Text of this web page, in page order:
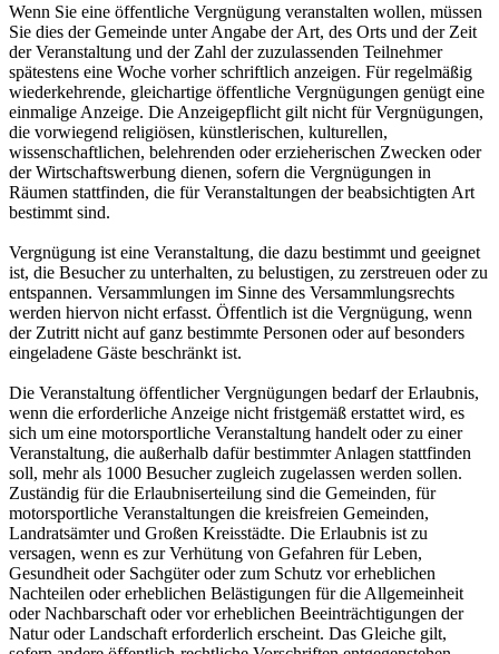
Wenn Sie eine öffentliche Vergnügung veranstalten wollen, müssen
Sie dies der Gemeinde unter Angabe der Art, des Orts und der Zeit
der Veranstaltung und der Zahl der zuzulassenden Teilnehmer
spätestens eine Woche vorher schriftlich anzeigen. Für regelmäßig
wiederkehrende, gleichartige öffentliche Vergnügungen genügt eine
einmalige Anzeige. Die Anzeigepflicht gilt nicht für Vergnügungen,
die vorwiegend religiösen, künstlerischen, kulturellen,
wissenschaftlichen, belehrenden oder erzieherischen Zwecken oder
der Wirtschaftswerbung dienen, sofern die Vergnügungen in
Räumen stattfinden, die für Veranstaltungen der beabsichtigten Art
bestimmt sind.
Vergnügung ist eine Veranstaltung, die dazu bestimmt und geeignet
ist, die Besucher zu unterhalten, zu belustigen, zu zerstreuen oder zu
entspannen. Versammlungen im Sinne des Versammlungsrechts
werden hiervon nicht erfasst. Öffentlich ist die Vergnügung, wenn
der Zutritt nicht auf ganz bestimmte Personen oder auf besonders
eingeladene Gäste beschränkt ist.
Die Veranstaltung öffentlicher Vergnügungen bedarf der Erlaubnis,
wenn die erforderliche Anzeige nicht fristgemäß erstattet wird, es
sich um eine motorsportliche Veranstaltung handelt oder zu einer
Veranstaltung, die außerhalb dafür bestimmter Anlagen stattfinden
soll, mehr als 1000 Besucher zugleich zugelassen werden sollen.
Zuständig für die Erlaubniserteilung sind die Gemeinden, für
motorsportliche Veranstaltungen die kreisfreien Gemeinden,
Landratsämter und Großen Kreisstädte. Die Erlaubnis ist zu
versagen, wenn es zur Verhütung von Gefahren für Leben,
Gesundheit oder Sachgüter oder zum Schutz vor erheblichen
Nachteilen oder erheblichen Belästigungen für die Allgemeinheit
oder Nachbarschaft oder vor erheblichen Beeinträchtigungen der
Natur oder Landschaft erforderlich erscheint. Das Gleiche gilt,